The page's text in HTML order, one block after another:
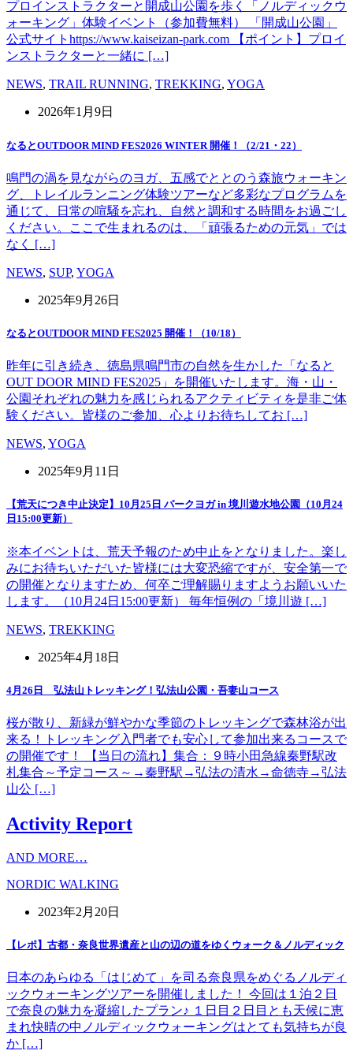
プロインストラクターと開成山公園を歩く「ノルディックウ
ォーキング」体験イベント（参加費無料） 「開成山公園」
公式サイトhttps://www.kaiseizan-park.com 【ポイント】プロイ
ンストラクターと一緒に […]
NEWS, TRAIL RUNNING, TREKKING, YOGA
2026年1月9日
なるとOUTDOOR MIND FES2026 WINTER 開催！（2/21・22）
鳴門の渦を見ながらのヨガ、五感でととのう森旅ウォーキン
グ、トレイルランニング体験ツアーなど多彩なプログラムを
通じて、日常の喧騒を忘れ、自然と調和する時間をお過ごし
ください。ここで生まれるのは、「頑張るための元気」では
なく […]
NEWS, SUP, YOGA
2025年9月26日
なるとOUTDOOR MIND FES2025 開催！（10/18）
昨年に引き続き、徳島県鳴門市の自然を生かした「なると
OUT DOOR MIND FES2025」を開催いたします。海・山・
公園それぞれの魅力を感じられるアクティビティを是非ご体
験ください。皆様のご参加、心よりお待ちしてお […]
NEWS, YOGA
2025年9月11日
【荒天につき中止決定】10月25日 パークヨガ in 境川遊水地公園（10月24
日15:00更新）
※本イベントは、荒天予報のため中止をとなりました。楽し
みにお待ちいただいた皆様には大変恐縮ですが、安全第一で
の開催となりますため、何卒ご理解賜りますようお願いいた
します。（10月24日15:00更新） 毎年恒例の「境川遊 […]
NEWS, TREKKING
2025年4月18日
4月26日 弘法山トレッキング！弘法山公園・吾妻山コース
桜が散り、新緑が鮮やかな季節のトレッキングで森林浴が出
来る！トレッキング入門者でも安心して参加出来るコースで
の開催です！ 【当日の流れ】集合：９時小田急線秦野駅改
札集合～予定コース～→秦野駅→弘法の清水→命徳寺→弘法
山公 […]
Activity Report
AND MORE…
NORDIC WALKING
2023年2月20日
【レポ】古都・奈良世界遺産と山の辺の道をゆくウォーク＆ノルディック
日本のあらゆる「はじめて」を司る奈良県をめぐるノルディ
ックウォーキングツアーを開催しました！ 今回は１泊２日
で奈良の魅力を凝縮したプラン♪ １日目２日目とも天候に恵
まれ快晴の中ノルディックウォーキングはとても気持ちが良
か […]